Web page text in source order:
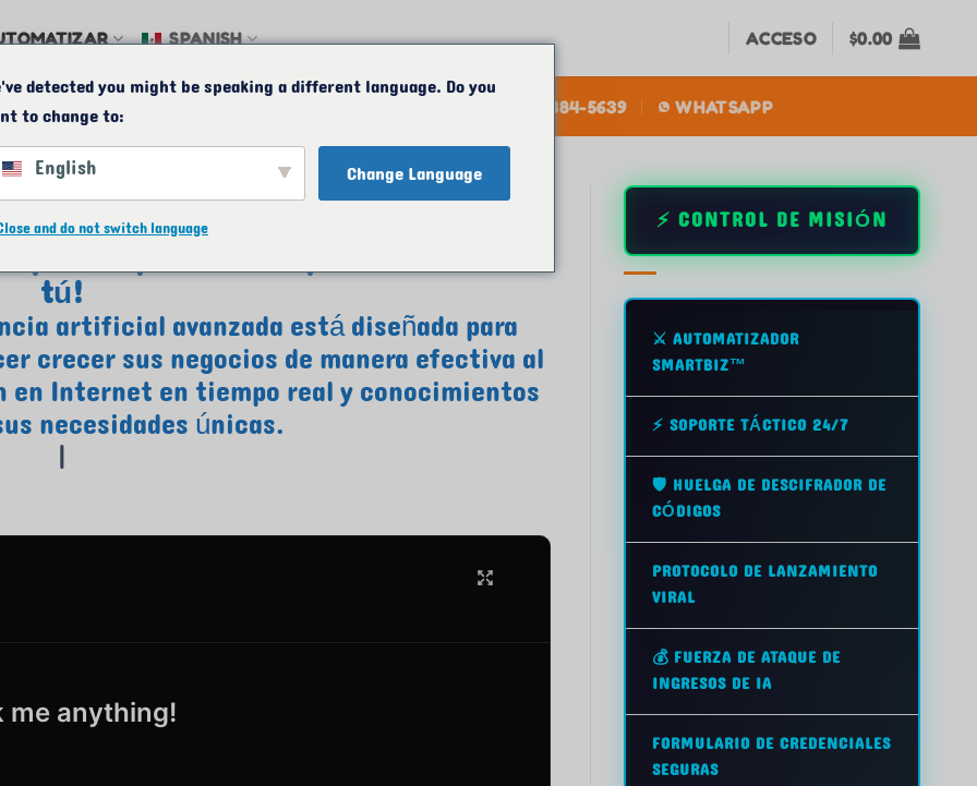
SPANISH ACCESO $0.00
MAPA +1(305) 384-5639 WHATSAPP
StartMeABiz AI
para empoderar a emprendedores como
tú!
artificial avanzada está diseñada para
crecer sus negocios de manera efectiva al
en Internet en tiempo real y conocimientos
necesidades únicas.
|
me anything!
⚡ CONTROL DE MISIÓN
⚔️ AUTOMATIZADOR
SMARTBIZ™
⚡ SOPORTE TÁCTICO 24/7
🛡️ HUELGA DE DESCIFRADOR DE
CÓDIGOS
PROTOCOLO DE LANZAMIENTO
VIRAL
💰 FUERZA DE ATAQUE DE
INGRESOS DE IA
FORMULARIO DE CREDENCIALES
SEGURAS
detected you might be speaking a different language. Do you
to change to:
English Change Language
and do not switch language